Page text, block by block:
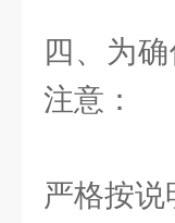
四、为
注意：
严格按